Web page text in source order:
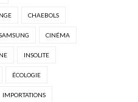
CHAEBOLS
CINÉMA
INSOLITE
ÉCOLOGIE
IMPORTATIONS